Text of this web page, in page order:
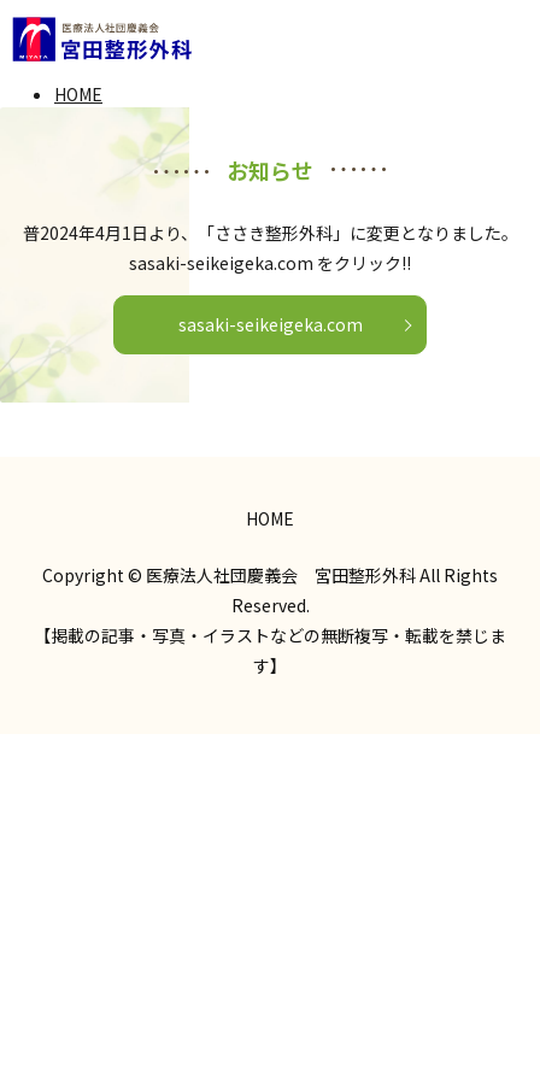
HOME
お知らせ
普2024年4月1日より、「ささき整形外科」に変更となりました。
sasaki-seikeigeka.com をクリック!!
sasaki-seikeigeka.com
HOME
Copyright © 医療法人社団慶義会 宮田整形外科 All Rights
Reserved.
【掲載の記事・写真・イラストなどの無断複写・転載を禁じま
す】